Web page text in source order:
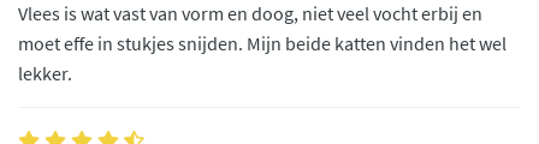
Vlees is wat vast van vorm en doog, niet veel vocht erbij en
moet effe in stukjes snijden. Mijn beide katten vinden het wel
lekker.